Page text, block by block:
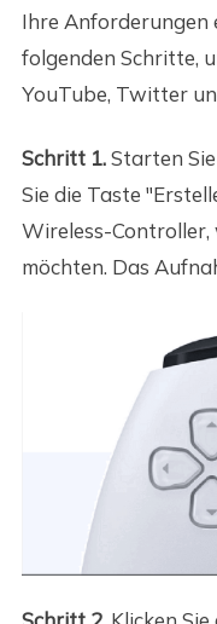
Ihre Anforderungen
folgenden Schritte,
YouTube, Twitter
Schritt 1.Starten Sie
Sie die Taste
Wireless-Controller,
möchten. Das